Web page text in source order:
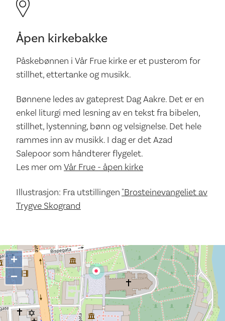
Åpen kirkebakke
Påskebønnen i Vår Frue kirke er et pusterom for
stillhet, ettertanke og musikk.
Bønnene ledes av gateprest Dag Aakre. Det er en
enkel liturgi med lesning av en tekst fra bibelen,
stillhet, lystenning, bønn og velsignelse. Det hele
rammes inn av musikk. I dag er det Azad
Salepoor som håndterer flygelet.
Les mer om Vår Frue - åpen kirke
Illustrasjon: Fra utstillingen "Brosteinevangeliet av
Trygve Skogrand
+
−